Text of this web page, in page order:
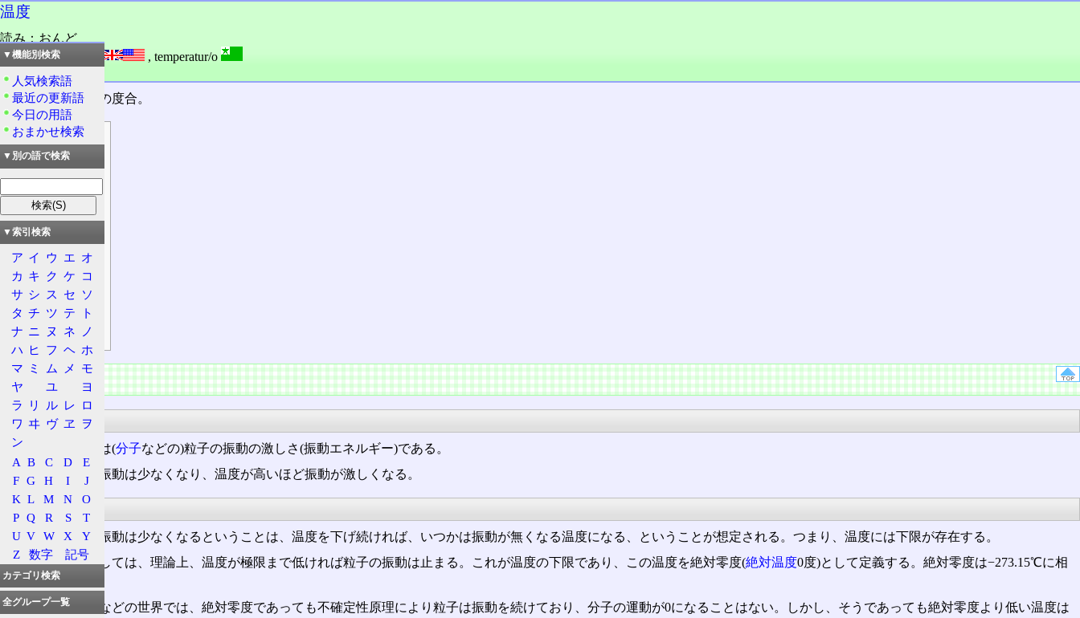
温度
読み：おんど
外語：temperature , temperatur/o
品詞：名詞
暖かさ、冷たさの度合。
目次
概要
振動
低温
高温
特徴
温度
温度目盛
素粒子
補足
概要
振動
温度は、実際には(分子などの)粒子の振動の激しさ(振動エネルギー)である。
温度が低いほど振動は少なくなり、温度が高いほど振動が激しくなる。
低温
温度が低いほど振動は少なくなるということは、温度を下げ続ければ、いつかは振動が無くなる温度になる、ということが想定される。つまり、温度には下限が存在する。
マクロ物理学としては、理論上、温度が極限まで低ければ粒子の振動は止まる。これが温度の下限であり、この温度を絶対零度(絶対温度0度)として定義する。絶対零度は−273.15℃に相
当する。
但し、量子力学
などの世界では、絶対零度であっても不確定性原理により粒子は振動を続けており、分子の運動が0になることはない。しかし、そうであっても絶対零度より低い温度は
▼機能別検索
人気検索語
最近の更新語
今日の用語
おまかせ検索
▼別の語で検索
▼索引検索
ア イ ウ エ オ
カ キ ク ケ コ
サ シ ス セ ソ
タ チ ツ テ
ト
ナ ニ ヌ ネ
ノ
ハ ヒ フ ヘ ホ
マ ミ ム メ
モ
ヤ
ユ
ヨ
ラ
リ ル レ ロ
ワ ヰ ヴ ヱ
ヲ
ン
A B C D
E
F G H I
J
K L M N
O
P Q R S
T
U V W X
Y
Z
数字 記号
カテゴリ検索
全グループ一覧